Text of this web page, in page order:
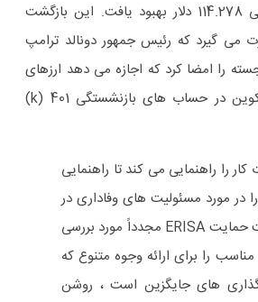
یافت و از پایین محلی 114.278 دلار بهبود یافت. این بازگشت
گیرد که رئیس جمهور دونالد ترامپ
را امضا کرد که اجازه می دهد ارزهای
رمزنگاری مانند بیت کوین در حساب های بازنشستگی 401 (k)
کار را راهنمایی می کند تا راهنمایی
در مورد مسئولیت های وفاداری در
برنامه های تحت حمایت ERISA مجدداً مورد بررسی
را برای ارائه وجوه متنوع که
های جایگزین است ، روشن